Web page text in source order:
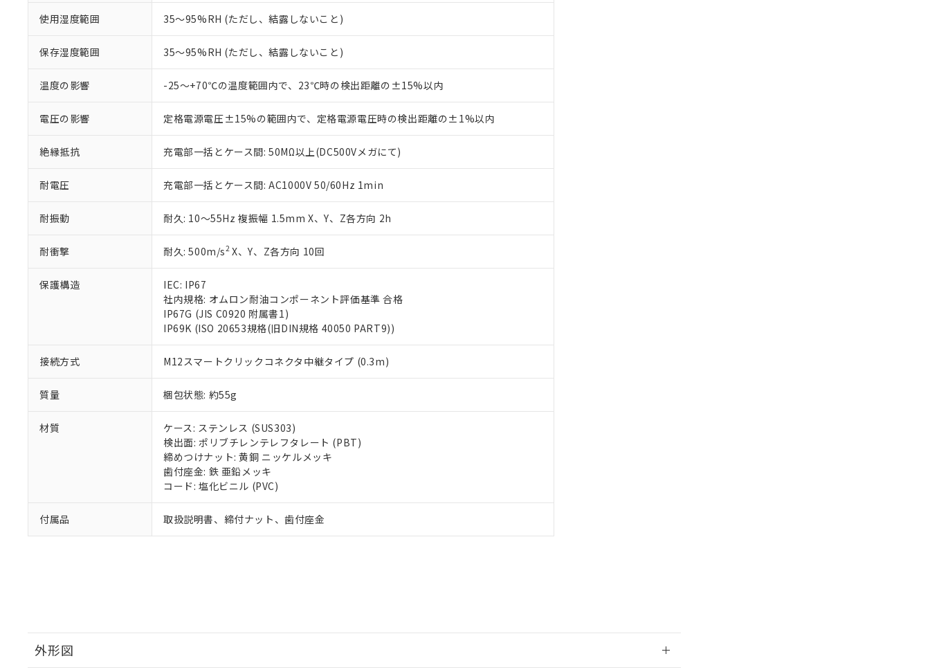
使用湿度範囲 35～95%RH (ただし、結露しないこと)
保存湿度範囲 35～95%RH (ただし、結露しないこと)
温度の影響 -25～+70℃の温度範囲内で、23℃時の検出距離の±15%以内
電圧の影響 定格電源電圧±15%の範囲内で、定格電源電圧時の検出距離の±1%以内
絶縁抵抗 充電部一括とケース間: 50MΩ以上(DC500Vメガにて)
耐電圧 充電部一括とケース間: AC1000V 50/60Hz 1min
耐振動 耐久: 10～55Hz 複振幅 1.5mm X、Y、Z各方向 2h
耐衝撃 耐久: 500m/s2X、Y、Z各方向 10回
保護構造
IEC: IP67
社内規格: オムロン耐油コンポーネント評価基準 合格
IP67G (JIS C0920 附属書1)
IP69K (ISO 20653規格(旧DIN規格 40050 PART9))
接続方式 M12スマートクリックコネクタ中継タイプ (0.3m)
質量 梱包状態: 約55g
材質
ケース: ステンレス (SUS303)
検出面: ポリブチレンテレフタレート (PBT)
締めつけナット: 黄銅 ニッケルメッキ
歯付座金: 鉄 亜鉛メッキ
コード: 塩化ビニル (PVC)
付属品 取扱説明書、締付ナット、歯付座金
外形図
在庫状況および標準価格結果を当社の事前の承諾なく第三者に漏洩または開示しないようお願いしま
す。
マイパーツ機能（部品リスト作成サービス）をご利用いただくには、I-Webメンバーズにご登録され
ている必要があります。
が、当社の製品・サービスに関するお客様との取引・商談に必要な範囲で利用することをご了承くだ
さい。
いる法人を指します。
部品在庫の切り替え状況などにより、予定月が前後することがあります。
※3 非含有証明書ダウンロード
EU RoHS指令（10物質）の非含有証明書
51物質の非含有証明書（当社基準）
※本証明書は発行日時点で非含有を証明するもので、過去に遡って非含有を証明するものではありません。
また、RoHS指令のフタル酸エステル類４物質の対応では、対応完了までの期間は出荷製品に未対応品が
混在することから備考欄に対応日を記載しておりました。
り割愛しております。
「ｅ」：有害物質（10物質）のすべてが基準値以下であることを示します。
「10」：通常の使用状況下において有害物質が外部に漏えいし、環境に深刻な影響を及ぼさない年数を意
味します。
「－」：未確認です。当社販売部門へお問い合わせください。
合意する
－
在庫なし(最新の在庫状況については、お客様のお取引先、またはお客様担当のオムロン制御
機器販売店・当社販売員にご確認ください)
空
白
受注生産機種、また在庫状況の情報を公開していない機種